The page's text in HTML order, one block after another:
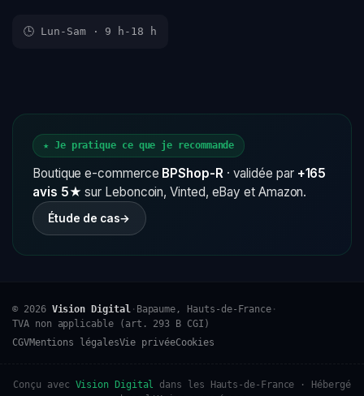
🕒 Lun-Sam · 9 h-18 h
★ Je pratique ce que je recommande
Boutique e-commerce BPShop-R · validée par +165
avis 5★ sur Leboncoin, Vinted, eBay et Amazon.
Étude de cas→
© 2026 Vision Digital· Bapaume, Hauts-de-France ·
TVA non applicable (art. 293 B CGI)
CGVMentions légalesVie privéeCookies
Conçu avec Vision Digital
dans les Hauts-de-France · Hébergé